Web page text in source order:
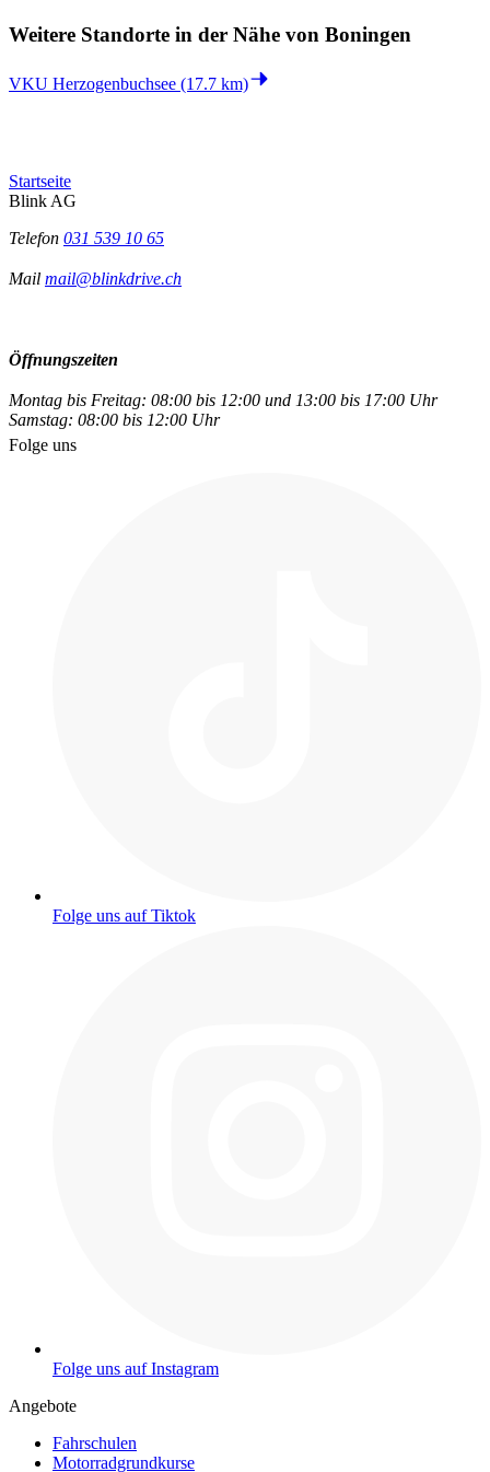
Weitere Standorte in der Nähe von Boningen
VKU Herzogenbuchsee (17.7 km)
Startseite
Blink AG
Telefon 031 539 10 65
Mail mail@blinkdrive.ch
Öffnungszeiten
Montag bis Freitag: 08:00 bis 12:00 und 13:00 bis 17:00 Uhr
Samstag: 08:00 bis 12:00 Uhr
Folge uns
Folge uns auf Tiktok
Folge uns auf Instagram
Angebote
Fahrschulen
Motorradgrundkurse